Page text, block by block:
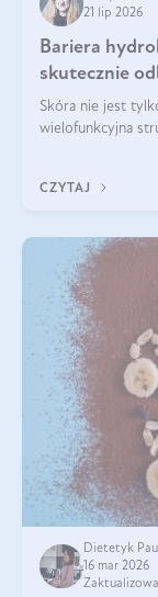
21 lip 2026
Bariera
skutecznie
Skóra nie jest
wielofunkcyjna
bariera
CZYTAJ
Dietetyk
16 mar 2026